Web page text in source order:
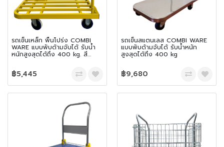
รถเข็นเหล็ก พื้นโปร่ง COMBI
WARE แบบพับด้ามจับได้ รับน้ำ
หนักสูงสุดได้ถึง 400 kg. สี
฿5,445
รถเข็นสแตนเลส COMBI WARE
แบบพับด้ามจับได้ รับน้ำหนัก
สูงสุดได้ถึง 400 kg
฿9,680